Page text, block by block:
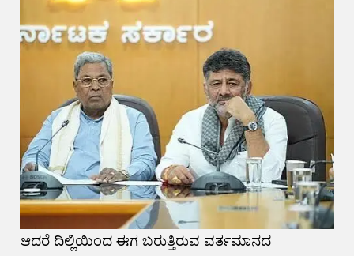
ಆದರೆ ದಿಲ್ಲಿಯಿಂದ ಈಗ ಬರುತ್ತಿರುವ ವರ್ತಮಾನದ